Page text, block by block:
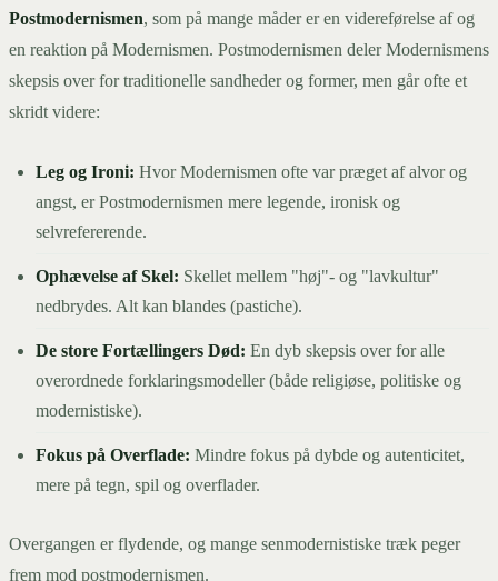
Postmodernismen, som på mange måder er en videreførelse af og
en reaktion på Modernismen. Postmodernismen deler Modernismens
skepsis over for traditionelle sandheder og former, men går ofte et
skridt videre:
Leg og Ironi: Hvor Modernismen ofte var præget af alvor og
angst, er Postmodernismen mere legende, ironisk og
selvrefererende.
Ophævelse af Skel: Skellet mellem "høj"- og "lavkultur"
nedbrydes. Alt kan blandes (pastiche).
De store Fortællingers Død: En dyb skepsis over for alle
overordnede forklaringsmodeller (både religiøse, politiske og
modernistiske).
Fokus på Overflade: Mindre fokus på dybde og autenticitet,
mere på tegn, spil og overflader.
Overgangen er flydende, og mange senmodernistiske træk peger
frem mod postmodernismen.